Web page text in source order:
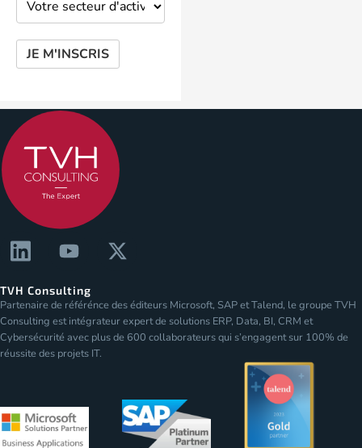
JE M'INSCRIS
TVH Consulting
Partenaire de référénce des éditeurs Microsoft, SAP et Talend, le groupe TVH
Consulting est intégrateur expert de solutions ERP, Data, BI, CRM et
Cybersécurité avec plus de 600 collaborateurs qui s’engagent sur 100% de
réussite des projets IT.